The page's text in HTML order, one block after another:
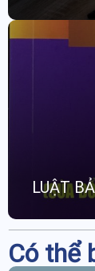
LUẬT
Có thể